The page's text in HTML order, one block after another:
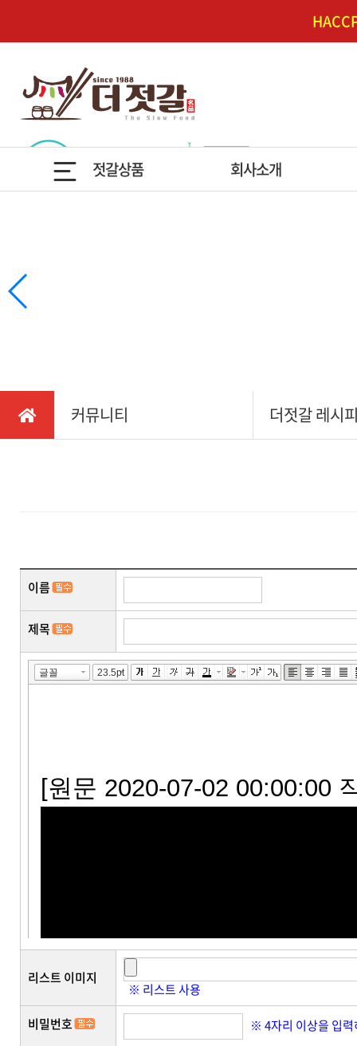
젓갈상품 회사소개
커뮤니티 더젓갈 레시
이름
제목
리스트 이미지
※ 리스트 사용
비밀번호
※ 4자리 이상을 입력